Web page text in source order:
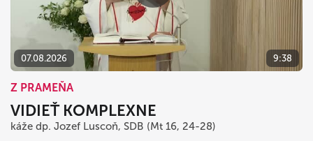
07.08.2026 9:38
Z PRAMEŇA
VIDIEŤ KOMPLEXNE
káže dp. Jozef Luscoň, SDB (Mt 16, 24-28)